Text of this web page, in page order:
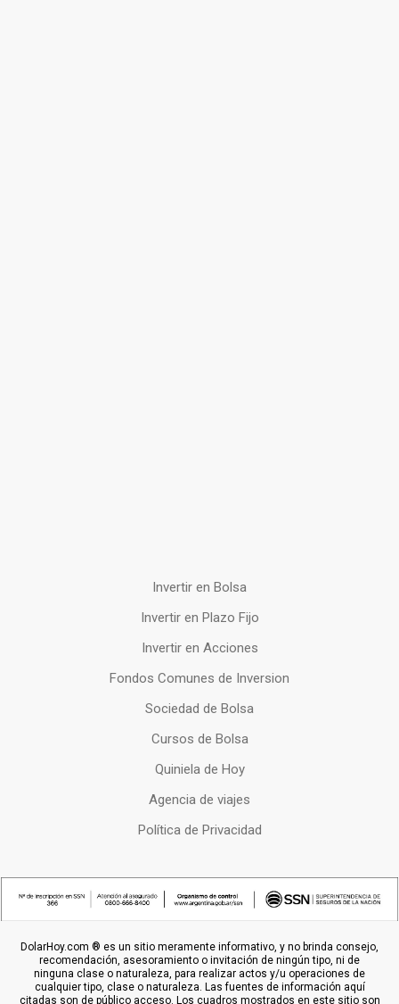
Invertir en Bolsa
Invertir en Plazo Fijo
Invertir en Acciones
Fondos Comunes de Inversion
Sociedad de Bolsa
Cursos de Bolsa
Quiniela de Hoy
Agencia de viajes
Política de Privacidad
DolarHoy.com ® es un sitio meramente informativo, y no brinda consejo,
recomendación, asesoramiento o invitación de ningún tipo, ni de
ninguna clase o naturaleza, para realizar actos y/u operaciones de
cualquier tipo, clase o naturaleza. Las fuentes de información aquí
citadas son de público acceso. Los cuadros mostrados en este sitio son